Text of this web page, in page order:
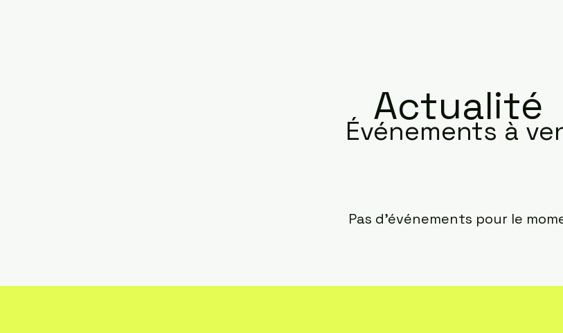
Actualité
Événements à
Pas d'événements pour le